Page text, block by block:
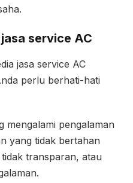
service AC
jasa service AC
perlu berhati-hati
mengalami pengalaman
yang tidak bertahan
transparan, atau